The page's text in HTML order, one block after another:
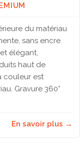
du matériau
sans encre.
élégant,
haut de
couleur est
Gravure 360°
En savoir plus →